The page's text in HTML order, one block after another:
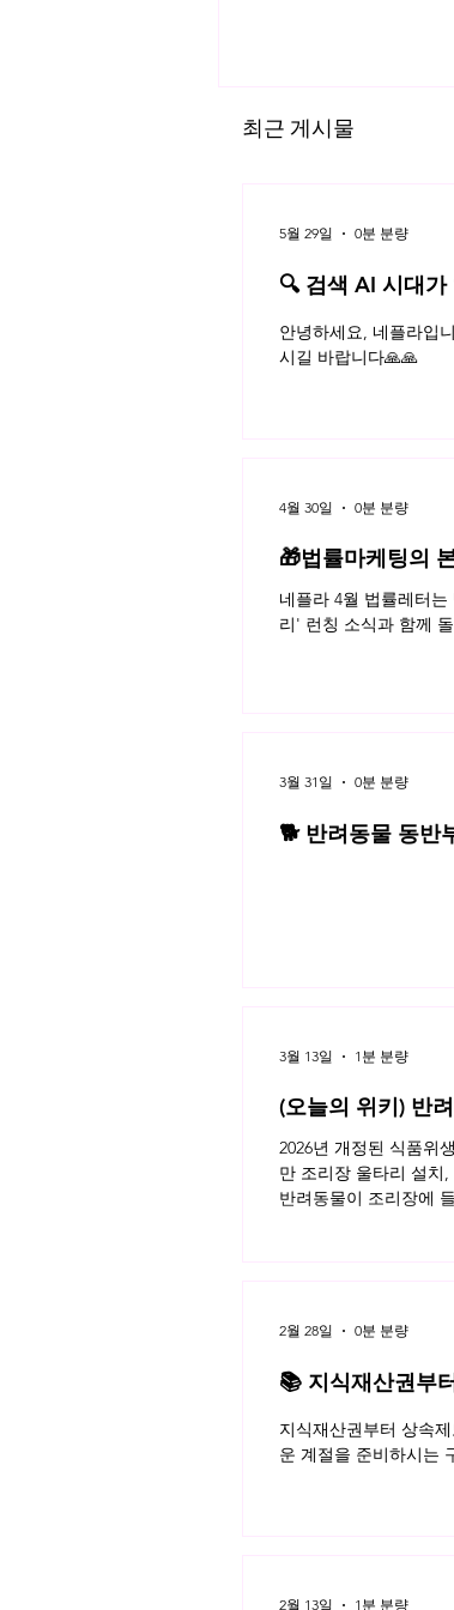
저작물에서 창작성의
최근 게시물
🔍 검색 AI 시대
플라 법률레터
안녕하세요, 네플라입
시길 바랍니다🙏🙏
5월 29일 0분 분량
🎁법률마케팅의
네플라 4월 법률레터
리' 런칭 소식과 함께
4월 30일 0분 분량
🐕 반려동물 동반
3월 31일 0분 분량
(오늘의 위키) 반
2026년 개정된 식품위
만 조리장 울타리 설치
반려동물이 조리장에
3월 13일 1분 분량
📚 지식재산권부
월 네플라 법률레
지식재산권부터 상속
운 계절을 준비하시는
2월 28일 0분 분량
2월 13일 1분 분량